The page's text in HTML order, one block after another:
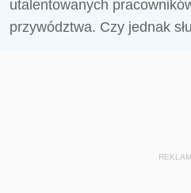
utalentowanych
przywództwa. Czy jednak